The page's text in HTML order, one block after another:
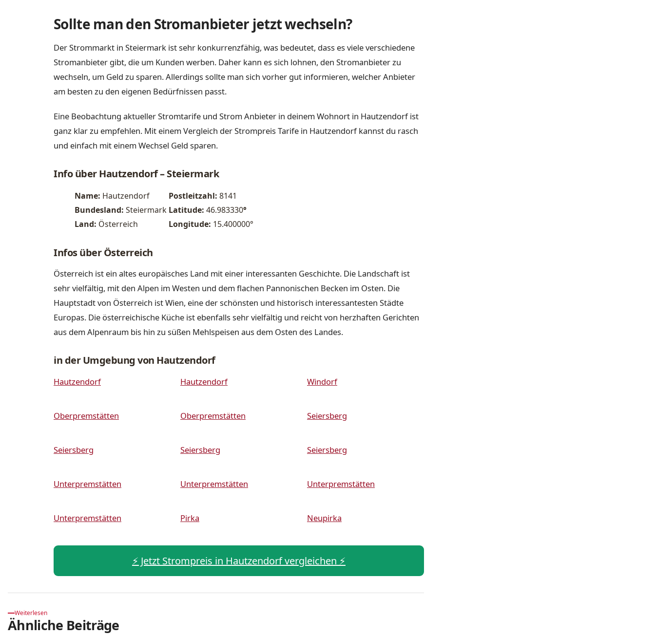
Sollte man den Stromanbieter jetzt wechseln?
Der Strommarkt in Steiermark ist sehr konkurrenzfähig, was bedeutet, dass es viele verschiedene
Stromanbieter gibt, die um Kunden werben. Daher kann es sich lohnen, den Stromanbieter zu
wechseln, um Geld zu sparen. Allerdings sollte man sich vorher gut informieren, welcher Anbieter
am besten zu den eigenen Bedürfnissen passt.
Eine Beobachtung aktueller Stromtarife und Strom Anbieter in deinem Wohnort in Hautzendorf ist
ganz klar zu empfehlen. Mit einem Vergleich der Strompreis Tarife in Hautzendorf kannst du rasch
und einfach mit einem Wechsel Geld sparen.
Info über Hautzendorf – Steiermark
Name: Hautzendorf Postleitzahl: 8141
Bundesland: Steiermark Latitude: 46.983330°
Land: Österreich Longitude: 15.400000°
Infos über Österreich
Österreich ist ein altes europäisches Land mit einer interessanten Geschichte. Die Landschaft ist
sehr vielfältig, mit den Alpen im Westen und dem flachen Pannonischen Becken im Osten. Die
Hauptstadt von Österreich ist Wien, eine der schönsten und historisch interessantesten Städte
Europas. Die österreichische Küche ist ebenfalls sehr vielfältig und reicht von herzhaften Gerichten
aus dem Alpenraum bis hin zu süßen Mehlspeisen aus dem Osten des Landes.
in der Umgebung von Hautzendorf
Hautzendorf Hautzendorf Windorf
Oberpremstätten Oberpremstätten Seiersberg
Seiersberg Seiersberg Seiersberg
Unterpremstätten Unterpremstätten Unterpremstätten
Unterpremstätten Pirka Neupirka
⚡️ Jetzt Strompreis in Hautzendorf vergleichen ⚡️
Weiterlesen
Ähnliche Beiträge